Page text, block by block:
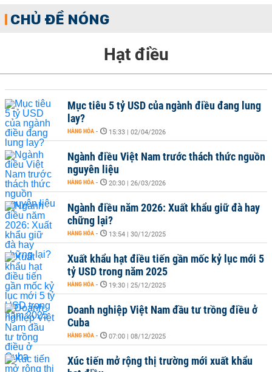
CHỦ ĐỀ NÓNG
Hạt điều
Mục tiêu 5 tỷ USD của ngành điều đang lung
lay?
HÀNG HÓA - 15:33 | 02/04/2026
Ngành điều Việt Nam trước thách thức nguồn
nguyên liệu
HÀNG HÓA - 20:30 | 26/03/2026
Ngành điều năm 2026: Xuất khẩu giữ đà hay
chững lại?
HÀNG HÓA - 13:54 | 30/12/2025
Xuất khẩu hạt điều tiến gần mốc kỷ lục mới 5
tỷ USD trong năm 2025
HÀNG HÓA - 19:30 | 25/12/2025
Doanh nghiệp Việt Nam đầu tư trồng điều ở
Cuba
HÀNG HÓA - 07:00 | 08/12/2025
Xúc tiến mở rộng thị trường mới xuất khẩu